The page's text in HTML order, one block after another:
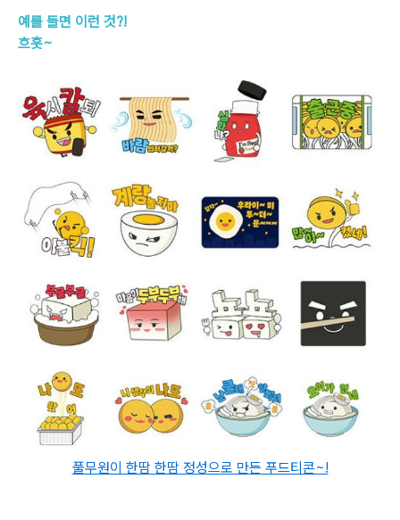
예를 들면 이런 것?!
흐흣~
풀무원이 한땀 한땀 정성으로 만든 푸드티콘~!